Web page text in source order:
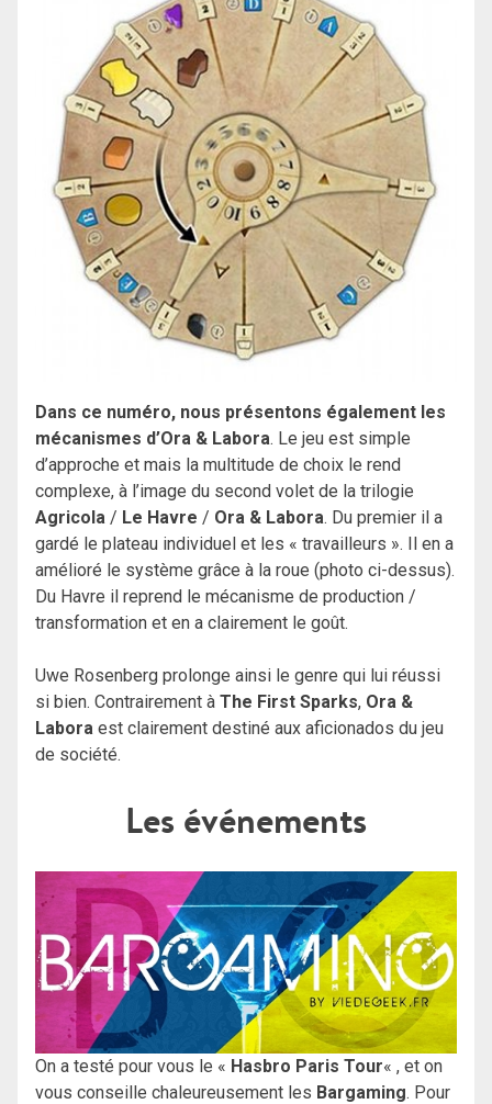
Dans ce numéro, nous présentons également les
mécanismes d’Ora & Labora. Le jeu est simple
d’approche et mais la multitude de choix le rend
complexe, à l’image du second volet de la trilogie
Agricola / Le Havre / Ora & Labora. Du premier il a
gardé le plateau individuel et les « travailleurs ». Il en a
amélioré le système grâce à la roue (photo ci-dessus).
Du Havre il reprend le mécanisme de production /
transformation et en a clairement le goût.
Uwe Rosenberg prolonge ainsi le genre qui lui réussi
si bien. Contrairement à The First Sparks, Ora &
Labora est clairement destiné aux aficionados du jeu
de société.
Les événements
On a testé pour vous le « Hasbro Paris Tour« , et on
vous conseille chaleureusement les Bargaming. Pour